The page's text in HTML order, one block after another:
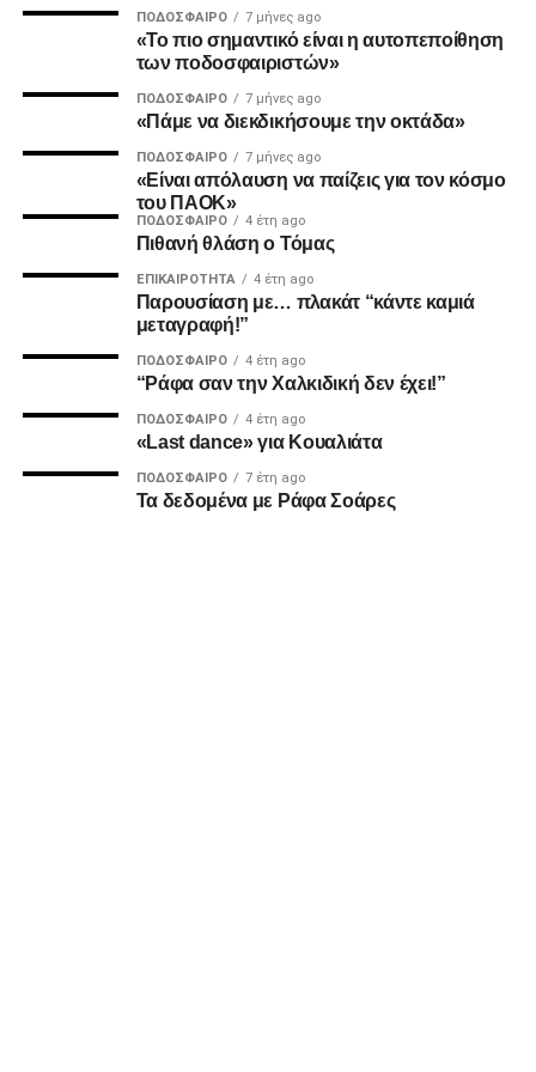
2. Την πιο σίγουρη και την πιο γρήγορη λύση για την
πολύ να δωθεί στον λαό του ΠΑΟΚ.
Και από ότι φαίνεται, ούτε γρήγοροι, ούτε σίγουροι, ούτε
ανεξάρτητοι σταθήκατε.
Επιθυμία λοιπόν του κόσμου που σας στήριξε είναι να
δωθούν ΑΜΕΣΑ αποτελέσματα και λύσεις οι οποίες
υποστηρίζονται από συμπαγής απόψεις και όχι αβάσιμες
τεκμηριώσεις και κομφούζιο καθυστερήσεων για το τι
πραγματικά συμβαίνει με την κληρονομιά του συλλόγου
ΠΟΔΌΣΦΑΙΡΟ 7 μήνες ago
«Το πιο σημαντικό είναι η αυτοπεποίθηση
των ποδοσφαιριστών»
ΠΟΔΌΣΦΑΙΡΟ 7 μήνες ago
«Πάμε να διεκδικήσουμε την οκτάδα»
ΠΟΔΌΣΦΑΙΡΟ 7 μήνες ago
«Είναι απόλαυση να παίζεις για τον κόσμο
του ΠΑΟΚ»
ΠΟΔΌΣΦΑΙΡΟ 4 έτη ago
Πιθανή θλάση ο Τόμας
ΕΠΙΚΑΙΡΌΤΗΤΑ 4 έτη ago
Παρουσίαση με… πλακάτ “κάντε καμιά
μεταγραφή!”
ΠΟΔΌΣΦΑΙΡΟ 4 έτη ago
“Ράφα σαν την Χαλκιδική δεν έχει!”
ΠΟΔΌΣΦΑΙΡΟ 4 έτη ago
«Last dance» για Κουαλιάτα
ΠΟΔΌΣΦΑΙΡΟ 7 έτη ago
Τα δεδομένα με Ράφα Σοάρες